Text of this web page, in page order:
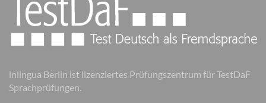
inlingua Berlin ist lizenziertes Prüfungszentrum für TestDaF
Sprachprüfungen.